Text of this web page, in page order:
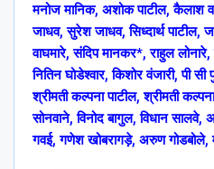
मनोज मानिक, अशोक पाटील, कैलाश
जाधव, सुरेश जाधव, सिध्दार्थ
वाघमारे, संदिप मानकर*, राहुल
नितिन घोडेश्वार, किशोर वंजारी, पी
श्रीमती कल्पना पाटील, श्रीमती
सोनवाने, विनोद बागुल, विधान
गवई, गणेश खोबरागड़े, अरुण